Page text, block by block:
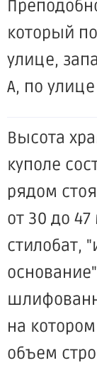
который
улице,
А, по
Высота
куполе
рядом
от 30 до
стилобат,
на
объем